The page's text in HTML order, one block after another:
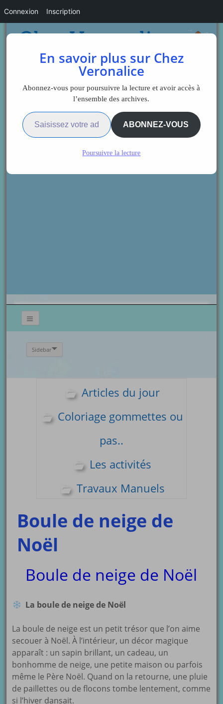
Sidebar
Articles du jour
Coloriage gommettes ou
pas..
Les activités
Travaux Manuels
Boule de neige de
Noël
Boule de neige de Noël
La boule de neige de Noël
La boule de neige est un petit trésor que l’on aime
secouer à Noël. À l’intérieur, un décor magique
apparaît : un sapin brillant, un cadeau, un
bonhomme de neige, une petite maison ou parfois
même le Père Noël. Quand on la retourne, une pluie
de paillettes ou de flocons tombe lentement, comme
si l’hiver dansait.
En savoir plus sur Chez
Veronalice
Abonnez-vous pour poursuivre la lecture et avoir accès à
l’ensemble des archives.
Saisissez votre adresse e-mail…
ABONNEZ-VOUS
Poursuivre la lecture
Connexion Inscription